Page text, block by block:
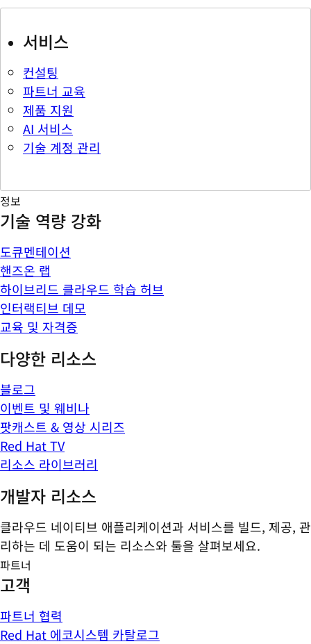
서비스
컨설팅
파트너 교육
제품 지원
AI 서비스
기술 계정 관리
정보
기술 역량 강화
도큐멘테이션
핸즈온 랩
하이브리드 클라우드 학습 허브
인터랙티브 데모
교육 및 자격증
다양한 리소스
블로그
이벤트 및 웨비나
팟캐스트 & 영상 시리즈
Red Hat TV
리소스 라이브러리
개발자 리소스
클라우드 네이티브 애플리케이션과 서비스를 빌드, 제공, 관
리하는 데 도움이 되는 리소스와 툴을 살펴보세요.
파트너
고객
파트너 협력
Red Hat 에코시스템 카탈로그